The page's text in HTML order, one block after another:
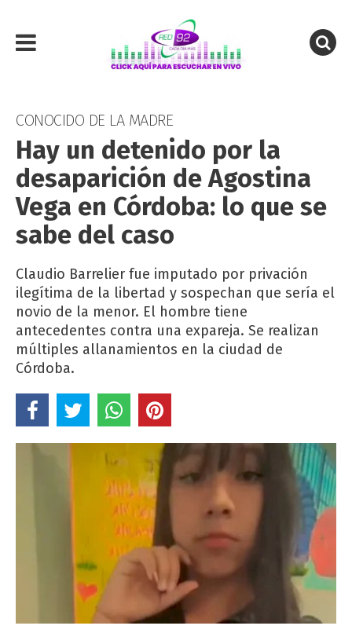
CONOCIDO DE LA MADRE
Hay un detenido por la
desaparición de Agostina
Vega en Córdoba: lo que se
sabe del caso
Claudio Barrelier fue imputado por privación
ilegítima de la libertad y sospechan que sería el
novio de la menor. El hombre tiene
antecedentes contra una expareja. Se realizan
múltiples allanamientos en la ciudad de
Córdoba.